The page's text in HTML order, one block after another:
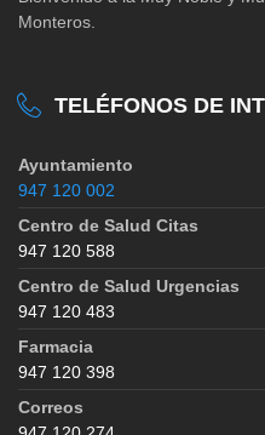
Monteros.
TELÉFONOS DE
Ayuntamiento
947 120 002
Centro de Salud Citas
947 120 588
Centro de Salud Urgencias
947 120 483
Farmacia
947 120 398
Correos